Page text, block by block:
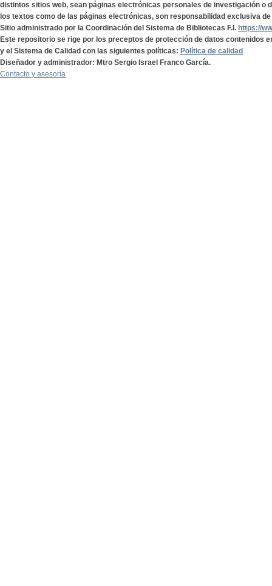
distintos sitios web, sean páginas electrónicas personales de investigación o
los textos como de las páginas electrónicas, son responsabilidad exclusiva
Sitio administrado por la Coordinación del Sistema de Bibliotecas F.I. https://
Este repositorio se rige por los preceptos de protección de datos contenidos
y el Sistema de Calidad con las siguientes políticas: Política de calidad
Diseñador y administrador: Mtro Sergio Israel Franco García.
Contacto y asesoría